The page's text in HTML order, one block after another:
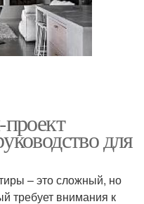
для
– это сложный, но
требует внимания к